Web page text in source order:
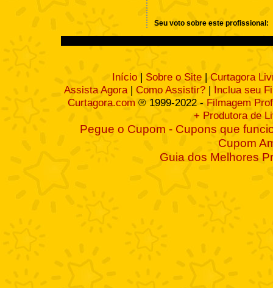
Seu voto sobre este profissional:
Início | Sobre o Site | Curtagora
Assista Agora| Como Assistir? | Inclua seu
Curtagora.com ® 1999-2022 - Filmagem
+ Produtora de
Pegue o Cupom - Cupons que
Cupom
Guia dos Melhores